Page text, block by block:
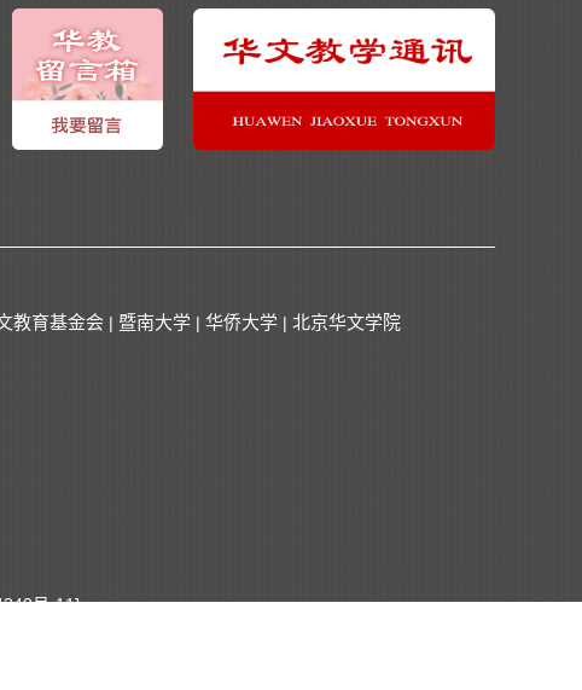
教育基金会 | 暨南大学 | 华侨大学 | 北京华文学院
号-11]